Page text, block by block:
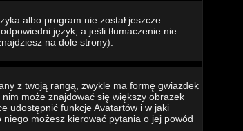
albo program nie został jeszcze
język, a jeśli tłumaczenie nie
na dole strony).
z twoją rangą, zwykle ma formę gwiazdek
może znajdować się większy obrazek
udostępnić funkcje Avatartów i w jaki
możesz kierować pytania o jej powód